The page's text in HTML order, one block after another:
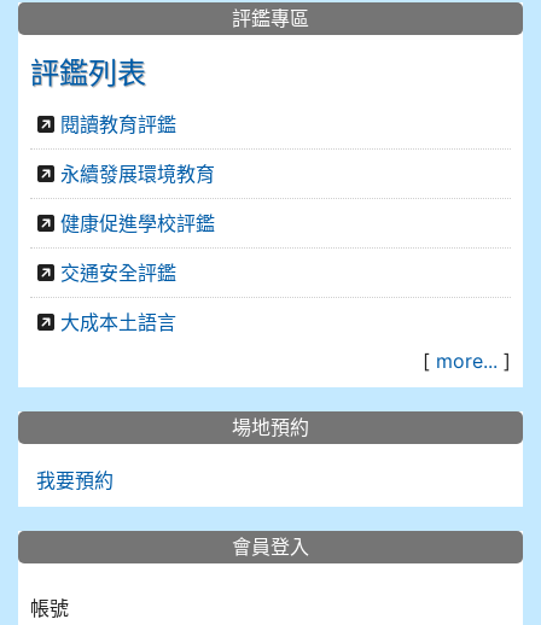
評鑑專區
評鑑列表
閱讀教育評鑑
永續發展環境教育
健康促進學校評鑑
交通安全評鑑
大成本土語言
[ more... ]
場地預約
我要預約
會員登入
帳號